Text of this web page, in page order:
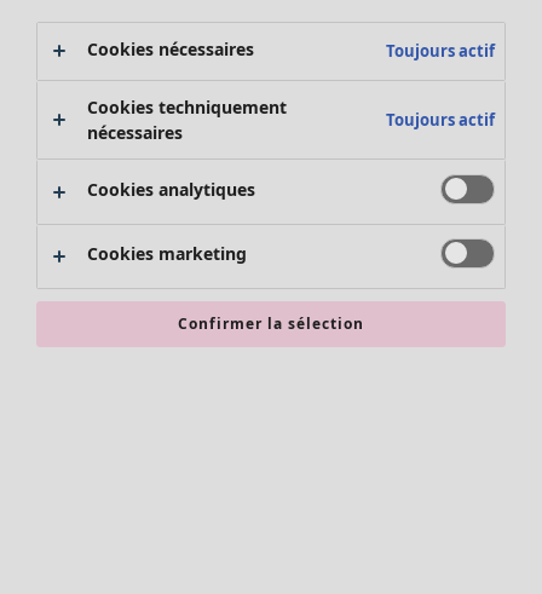
Promos SOLDES
Les promos de Gudrun Sjödén
Nouvel arrivage
Bonnes affaires en soldes - jusqu'à -70
Cookies nécessaires Toujours actif
Cookies techniquement
nécessaires
Toujours actif
Cookies analytiques
Cookies marketing
Confirmer la sélection